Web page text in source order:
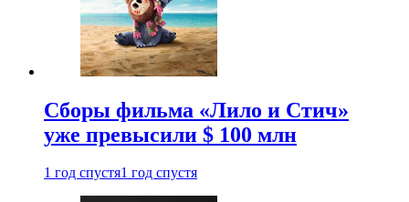
Сборы фильма «Лило и Стич»
уже превысили $ 100 млн
1 год спустя1 год спустя